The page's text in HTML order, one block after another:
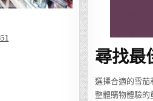
尋找最
選擇合適的雪茄
整體購物體驗的